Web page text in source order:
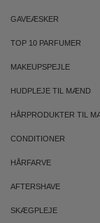
GAVEÆSKER
TOP 10 PARFUMER
MAKEUPSPEJLE
HUDPLEJE TIL MÆND
HÅRPRODUKTER TIL
CONDITIONER
HÅRFARVE
AFTERSHAVE
SKÆGPLEJE